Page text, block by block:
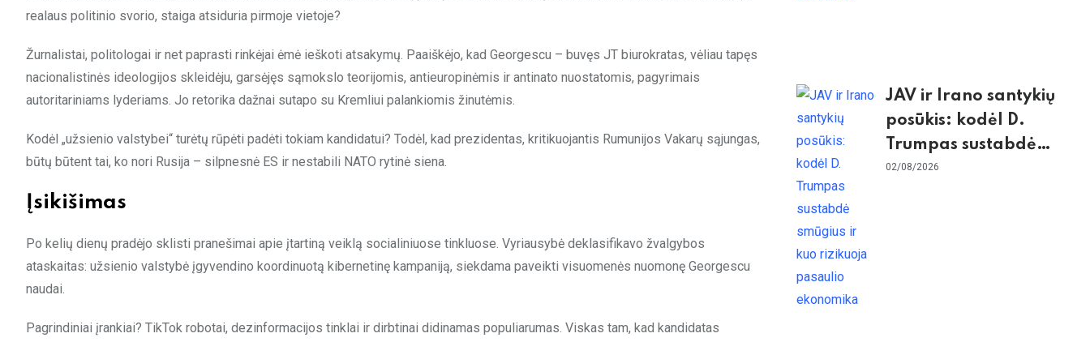
realaus politinio svorio, staiga atsiduria pirmoje vietoje?
Žurnalistai, politologai ir net paprasti rinkėjai ėmė ieškoti atsakymų. Paaiškėjo, kad Georgescu – buvęs JT biurokratas, vėliau tapęs
nacionalistinės ideologijos skleidėju, garsėjęs sąmokslo teorijomis, antieuropinėmis ir antinato nuostatomis, pagyrimais
autoritariniams lyderiams. Jo retorika dažnai sutapo su Kremliui palankiomis žinutėmis.
Kodėl „užsienio valstybei“ turėtų rūpėti padėti tokiam kandidatui? Todėl, kad prezidentas, kritikuojantis Rumunijos Vakarų sąjungas,
būtų būtent tai, ko nori Rusija – silpnesnė ES ir nestabili NATO rytinė siena.
Įsikišimas
Po kelių dienų pradėjo sklisti pranešimai apie įtartiną veiklą socialiniuose tinkluose. Vyriausybė deklasifikavo žvalgybos
ataskaitas: užsienio valstybė įgyvendino koordinuotą kibernetinę kampaniją, siekdama paveikti visuomenės nuomonę Georgescu
naudai.
Pagrindiniai įrankiai? TikTok robotai, dezinformacijos tinklai ir dirbtinai didinamas populiarumas. Viskas tam, kad kandidatas
JAV ir Irano santykių
posūkis: kodėl D.
Trumpas sustabdė
smūgius ir kuo
02/08/2026